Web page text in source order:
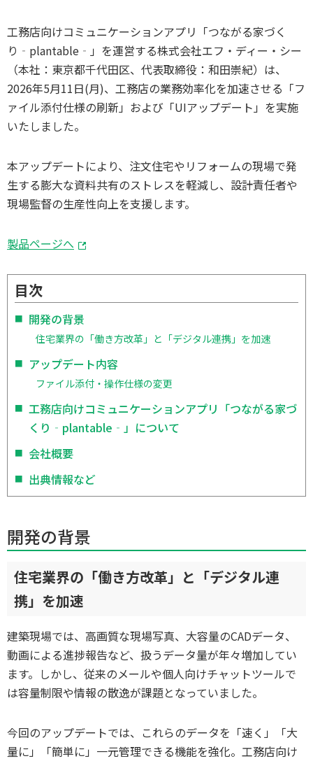
工務店向けコミュニケーションアプリ「つながる家づく
り‐plantable‐」を運営する株式会社エフ・ディー・シー
（本社：東京都千代田区、代表取締役：和田崇紀）は、
2026年5月11日(月)、工務店の業務効率化を加速させる「フ
ァイル添付仕様の刷新」および「UIアップデート」を実施
いたしました。
本アップデートにより、注文住宅やリフォームの現場で発
生する膨大な資料共有のストレスを軽減し、設計責任者や
現場監督の生産性向上を支援します。
製品ページへ
目次
開発の背景
住宅業界の「働き方改革」と「デジタル連携」を加速
アップデート内容
ファイル添付・操作仕様の変更
工務店向けコミュニケーションアプリ「つながる家づ
くり‐plantable‐」について
会社概要
出典情報など
開発の背景
住宅業界の「働き方改革」と「デジタル連
携」を加速
建築現場では、高画質な現場写真、大容量のCADデータ、
動画による進捗報告など、扱うデータ量が年々増加してい
ます。しかし、従来のメールや個人向けチャットツールで
は容量制限や情報の散逸が課題となっていました。
今回のアップデートでは、これらのデータを「速く」「大
量に」「簡単に」一元管理できる機能を強化。工務店向け